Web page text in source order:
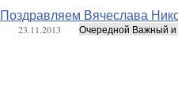
Поздравляем Вячеслава
23.11.2013 Очередной Важный и